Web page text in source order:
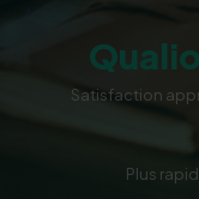
Satisfaction
Plus